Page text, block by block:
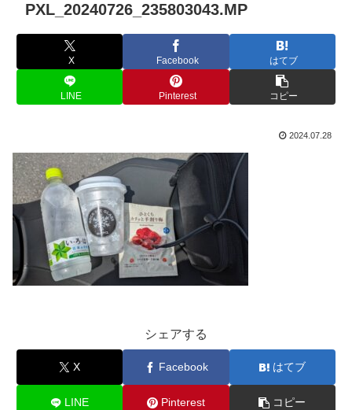
PXL_20240726_235803043.MP
X Facebook はてブ
LINE Pinterest コピー
2024.07.28
シェアする
X Facebook はてブ
LINE Pinterest コピー